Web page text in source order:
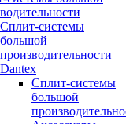
Сплит-системы
большой
производительности
Dantex
Сплит-системы
большой